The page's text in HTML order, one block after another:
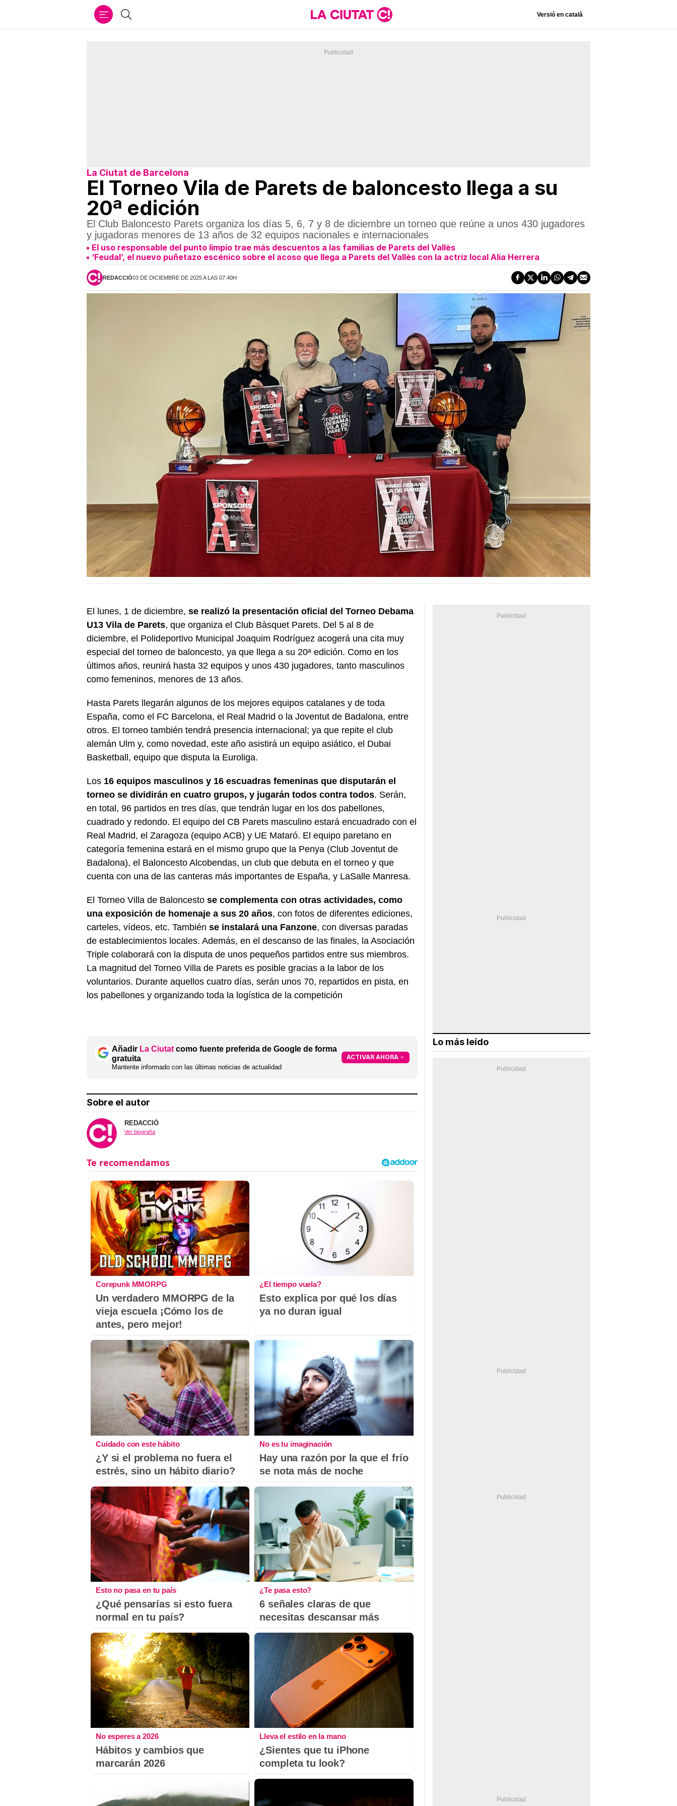
Buscar Versió en català
La Ciutat de Barcelona
El Torneo Vila de Parets de baloncesto llega a su
20ª edición
El Club Baloncesto Parets organiza los días 5, 6, 7 y 8 de diciembre un torneo que reúne a unos 430 jugadores
y jugadoras menores de 13 años de 32 equipos nacionales e internacionales
El uso responsable del punto limpio trae más descuentos a las familias de Parets del Vallès
‘Feudal’, el nuevo puñetazo escénico sobre el acoso que llega a Parets del Vallès con la actriz local Alia Herrera
REDACCIÓ03 DE DICIEMBRE DE 2025 A LAS 07:40H
El lunes, 1 de diciembre, se realizó la presentación oficial del Torneo Debama
U13 Vila de Parets, que organiza el Club Bàsquet Parets. Del 5 al 8 de
diciembre, el Polideportivo Municipal Joaquim Rodríguez acogerá una cita muy
especial del torneo de baloncesto, ya que llega a su 20ª edición. Como en los
últimos años, reunirá hasta 32 equipos y unos 430 jugadores, tanto masculinos
como femeninos, menores de 13 años.
Hasta Parets llegarán algunos de los mejores equipos catalanes y de toda
España, como el FC Barcelona, el Real Madrid o la Joventut de Badalona, entre
otros. El torneo también tendrá presencia internacional; ya que repite el club
alemán Ulm y, como novedad, este año asistirá un equipo asiático, el Dubai
Basketball, equipo que disputa la Euroliga.
Los 16 equipos masculinos y 16 escuadras femeninas que disputarán el
torneo se dividirán en cuatro grupos, y jugarán todos contra todos. Serán,
en total, 96 partidos en tres días, que tendrán lugar en los dos pabellones,
cuadrado y redondo. El equipo del CB Parets masculino estará encuadrado con el
Real Madrid, el Zaragoza (equipo ACB) y UE Mataró. El equipo paretano en
categoría femenina estará en el mismo grupo que la Penya (Club Joventut de
Badalona), el Baloncesto Alcobendas, un club que debuta en el torneo y que
cuenta con una de las canteras más importantes de España, y LaSalle Manresa.
El Torneo Villa de Baloncesto se complementa con otras actividades, como
una exposición de homenaje a sus 20 años, con fotos de diferentes ediciones,
carteles, vídeos, etc. También se instalará una Fanzone, con diversas paradas
de establecimientos locales. Además, en el descanso de las finales, la Asociación
Triple colaborará con la disputa de unos pequeños partidos entre sus miembros.
La magnitud del Torneo Villa de Parets es posible gracias a la labor de los
voluntarios. Durante aquellos cuatro días, serán unos 70, repartidos en pista, en
los pabellones y organizando toda la logística de la competición
Añadir La Ciutat como fuente preferida de Google de forma
gratuita
Mantente informado con las últimas noticias de actualidad
ACTIVAR AHORA
Sobre el autor
REDACCIÓ
Ver biografía
Corepunk MMORPG
Un verdadero MMORPG de la
vieja escuela ¡Cómo los de
antes, pero mejor!
¿El tiempo vuela?
Esto explica por qué los días
ya no duran igual
Cuidado con este hábito
¿Y si el problema no fuera el
estrés, sino un hábito diario?
No es tu imaginación
Hay una razón por la que el frío
se nota más de noche
Esto no pasa en tu país
¿Qué pensarías si esto fuera
normal en tu país?
¿Te pasa esto?
6 señales claras de que
necesitas descansar más
No esperes a 2026
Hábitos y cambios que
marcarán 2026
Lleva el estilo en la mano
¿Sientes que tu iPhone
completa tu look?
Lo más leído